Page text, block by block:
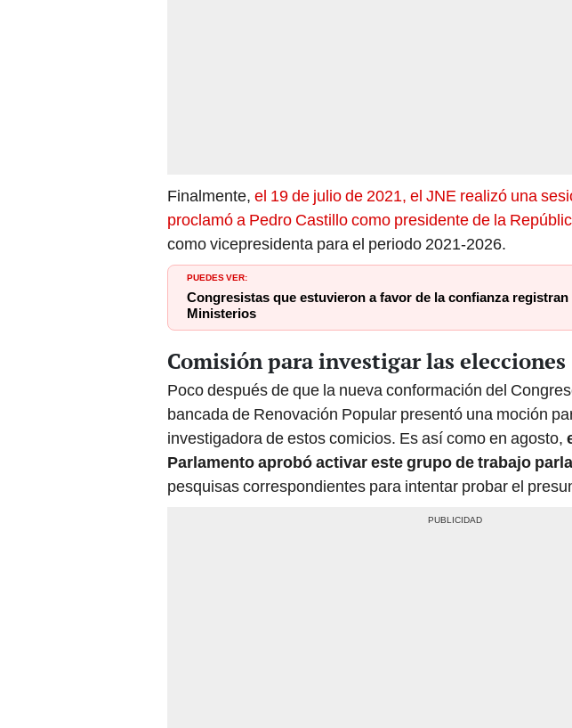
Finalmente, el 19 de julio de 2021, el JNE realizó una
proclamó a Pedro Castillo como presidente de la
como vicepresidenta para el periodo 2021-2026.
PUEDES VER:
Congresistas que estuvieron a favor de la confianza
Ministerios
Comisión para investigar las elecciones
Poco después de que la nueva conformación del
bancada de Renovación Popular presentó una moción
investigadora de estos comicios. Es así como en agosto,
Parlamento aprobó activar este grupo de trabajo
pesquisas correspondientes para intentar probar el